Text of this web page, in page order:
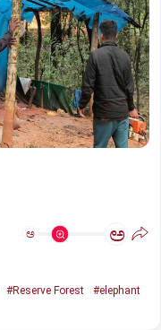
ಅ ಅ
#Reserve Forest
#elephant